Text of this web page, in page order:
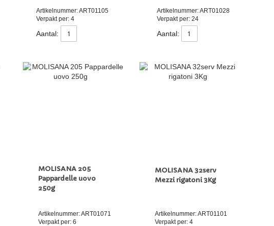
Artikelnummer: ART01105
Verpakt per: 4
Aantal:
Artikelnummer: ART01028
Verpakt per: 24
Aantal:
MOLISANA 205
Pappardelle uovo
250g
Artikelnummer: ART01071
Verpakt per: 6
MOLISANA 32serv
Mezzi rigatoni 3Kg
Artikelnummer: ART01101
Verpakt per: 4